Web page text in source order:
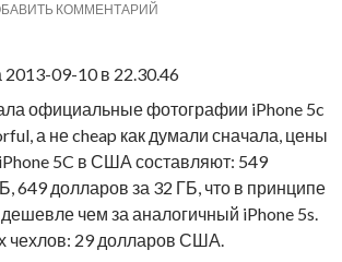
КОММЕНТАРИЙ
официальные фотографии iPhone 5c
а не cheap как думали сначала, цены
5C в США составляют: 549
649 долларов за 32 ГБ, что в принципе
чем за аналогичный iPhone 5s.
29 долларов США.